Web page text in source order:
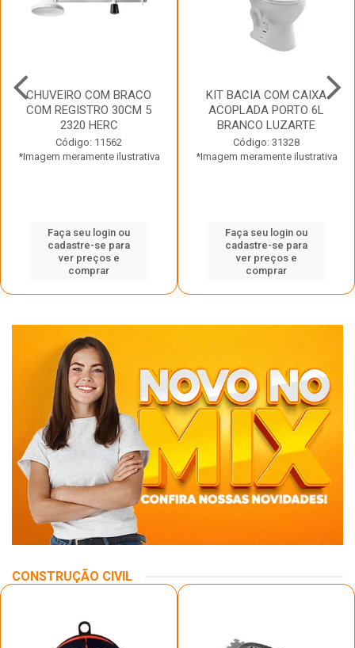
CHUVEIRO COM BRACO
COM REGISTRO 30CM 5
2320 HERC
Código: 11562
*Imagem meramente ilustrativa
Faça seu login ou
cadastre-se para
ver preços e
comprar
KIT BACIA COM CAIXA
ACOPLADA PORTO 6L
BRANCO LUZARTE
Código: 31328
*Imagem meramente ilustrativa
Faça seu login ou
cadastre-se para
ver preços e
comprar
CONSTRUÇÃO CIVIL